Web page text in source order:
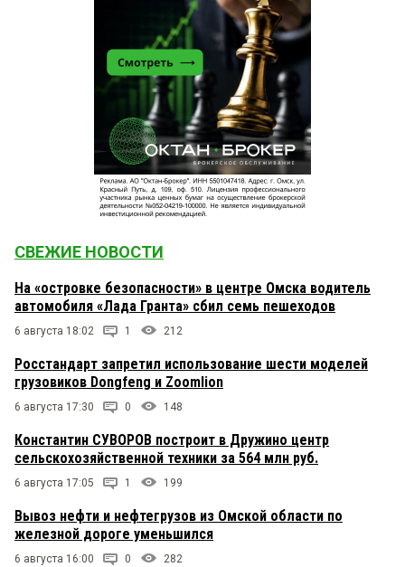
СВЕЖИЕ НОВОСТИ
На «островке безопасности» в центре Омска водитель
автомобиля «Лада Гранта» сбил семь пешеходов
6 августа 18:02 1 212
Росстандарт запретил использование шести моделей
грузовиков Dongfeng и Zoomlion
6 августа 17:30 0 148
Константин СУВОРОВ построит в Дружино центр
сельскохозяйственной техники за 564 млн руб.
6 августа 17:05 1 199
Вывоз нефти и нефтегрузов из Омской области по
железной дороге уменьшился
6 августа 16:00 0 282